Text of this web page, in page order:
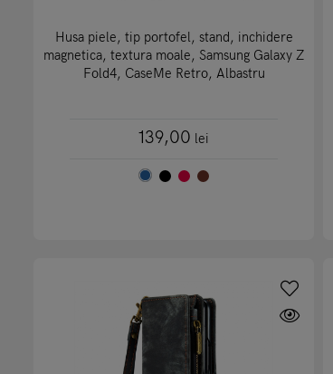
Husa piele, tip portofel, stand, inchidere
magnetica, textura moale, Samsung Galaxy Z
Fold4, CaseMe Retro, Albastru
139,00 lei